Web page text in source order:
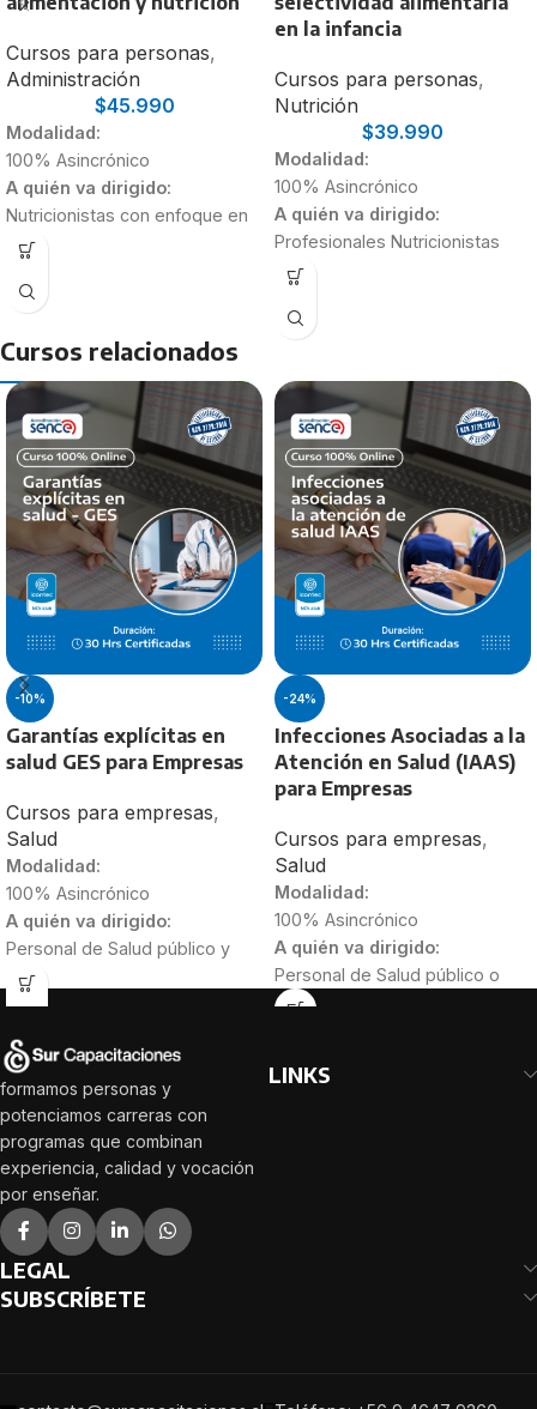
Cursos para personas,
Administración
$45.990
Modalidad:
100% Asincrónico
A quién va dirigido:
Nutricionistas con enfoque en
Alimentación Colectiva
egresados
Nutrición y Dietética.
Duración:
40 Horas
en la infancia
Cursos para personas,
Nutrición
$39.990
Modalidad:
100% Asincrónico
A quién va dirigido:
Profesionales Nutricionistas
Estudiantes de 4to y 5to año
30 Horas
Cursos relacionados
-10%
Garantías explícitas en
salud GES para Empresas
Cursos para empresas,
Salud
Modalidad:
100% Asincrónico
A quién va dirigido:
Personal de Salud público y
privado y estudiantes que
desean
explícitas en salud.Gestores y
Directivos del ámbito público y
privado que buscan
profundizar en las Garantías
Explícitas en Salud y mejorar su
capacidad de gestión.
Duración:
30 Horas
-24%
Infecciones Asociadas a la
Atención en Salud (IAAS)
para Empresas
Cursos para empresas,
Salud
Modalidad:
100% Asincrónico
A quién va dirigido:
Personal de Salud público o
privado, que deseen adquirir
Duración:
formamos personas y
potenciamos carreras con
programas que combinan
experiencia, calidad y vocación
por enseñar.
LINKS
LEGAL
SUBSCRÍBETE